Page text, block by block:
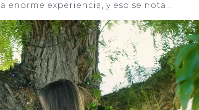
enorme experiencia, y eso se nota…